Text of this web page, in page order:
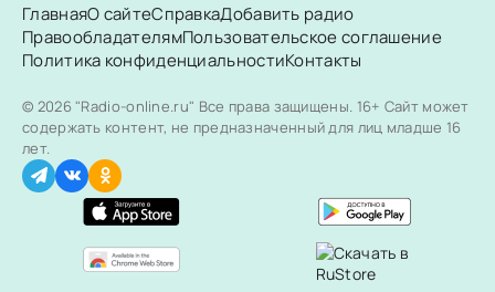
ГлавнаяО сайтеСправкаДобавить радио
ПравообладателямПользовательское соглашение
Политика конфиденциальностиКонтакты
© 2026 "Radio-online.ru" Все права защищены. 16+ Сайт может
содержать контент, не предназначенный для лиц младше 16
лет.